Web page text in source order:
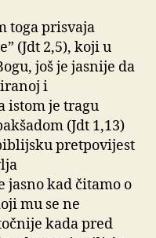
toga prisvaja
(Jdt 2,5), koji u
još je jasnije da
i
istom je tragu
(Jdt 1,13)
pretpovijest
jasno kad čitamo o
mu se ne
kada pred